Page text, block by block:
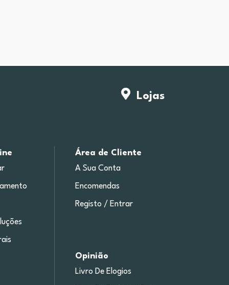
Lojas
Área de Cliente
A Sua Conta
Encomendas
Registo / Entrar
Opinião
Livro De Elogios